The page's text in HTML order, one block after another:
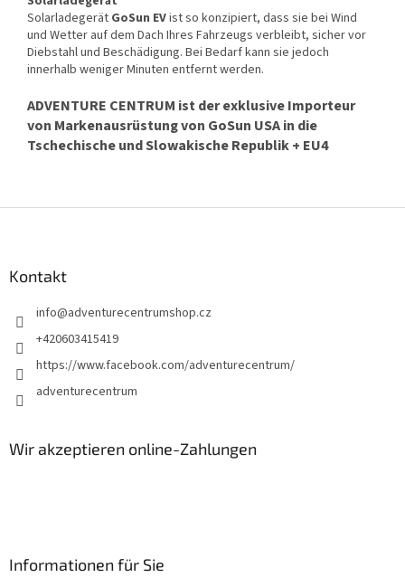
Solarladegerät GoSun EVist so konzipiert, dass sie bei Wind
und Wetter auf dem Dach Ihres Fahrzeugs verbleibt, sicher vor
Diebstahl und Beschädigung. Bei Bedarf kann sie jedoch
innerhalb weniger Minuten entfernt werden.
ADVENTURE CENTRUM ist der exklusive Importeur
von Markenausrüstung von GoSun USA in die
Tschechische und Slowakische Republik + EU4
Kontakt
info@adventurecentrumshop.cz
+420603415419
https://www.facebook.com/adventurecentrum/
adventurecentrum
Wir akzeptieren online-Zahlungen
Informationen für Sie